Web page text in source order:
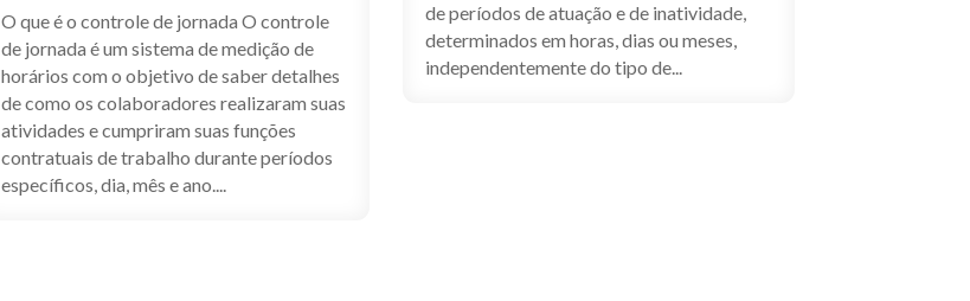
O que é o controle de jornada O controle
de jornada é um sistema de medição de
horários com o objetivo de saber detalhes
de como os colaboradores realizaram suas
atividades e cumpriram suas funções
contratuais de trabalho durante períodos
específicos, dia, mês e ano....
de períodos de atuação e de inatividade,
determinados em horas, dias ou meses,
independentemente do tipo de...